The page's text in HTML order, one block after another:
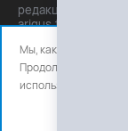
редакции. При
arigus.tv
Мы, как и все
Продолжая
использования